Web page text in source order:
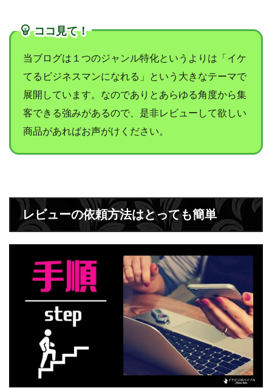
ココ見て！
当ブログは１つのジャンル特化というよりは「イケ
てるビジネスマンになれる」という大きなテーマで
展開しています。なのでありとあらゆる角度から集
客できる強みがあるので、是非レビューして欲しい
商品があればお声がけください。
レビューの依頼方法はとっても簡単